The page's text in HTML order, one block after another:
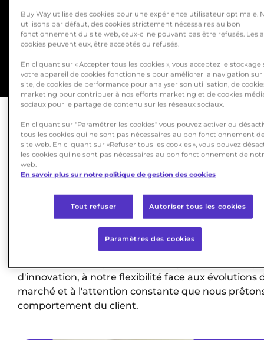
LA MISSION DE BUY
WAY
Plus de 30 ans d'expérience avec des détaillants de
premier plan nous permettent d'asseoir notre
de leader du marché dans le domaine des
d'innovation, à notre flexibilité face aux évolutions
marché et à l'attention constante que nous
comportement du client.
Buy Way utilise des cookies pour une expérience utilisateur optimale.
utilisons par défaut, des cookies strictement nécessaires au bon
fonctionnement du site web, ceux-ci ne pouvant pas être refusés. Les
cookies peuvent eux, être acceptés ou refusés.
En cliquant sur « Accepter tous les cookies », vous acceptez le stockage
votre appareil de cookies fonctionnels pour améliorer la navigation
site, de cookies de performance pour analyser son utilisation, de
marketing pour contribuer à nos efforts marketing et de cookies
sociaux pour le partage de contenu sur les réseaux sociaux.
En cliquant sur "Paramétrer les cookies" vous pouvez activer ou
tous les cookies qui ne sont pas nécessaires au bon fonctionnement
site web. En cliquant sur «Refuser tous les cookies », vous pouvez
les cookies qui ne sont pas nécessaires au bon fonctionnement de
web.
En savoir plus sur notre politique de gestion des cookies
Tout refuser Autoriser tous les cookies
Paramètres des cookies